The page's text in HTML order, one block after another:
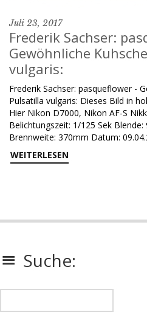
Juli 23, 2017
Frederik Sachser:
Gewöhnliche
vulgaris:
Frederik Sachser: pasqueflower -
Pulsatilla vulgaris: Dieses Bild in
Hier Nikon D7000, Nikon AF-S
Belichtungszeit: 1/125 Sek
Brennweite: 370mm Datum:
WEITERLESEN
Suche: